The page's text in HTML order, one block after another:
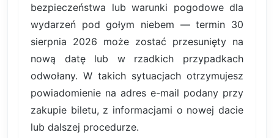
bezpieczeństwa lub warunki pogodowe dla
wydarzeń pod gołym niebem — termin 30
sierpnia 2026 może zostać przesunięty na
nową datę lub w rzadkich przypadkach
odwołany. W takich sytuacjach otrzymujesz
powiadomienie na adres e-mail podany przy
zakupie biletu, z informacjami o nowej dacie
lub dalszej procedurze.